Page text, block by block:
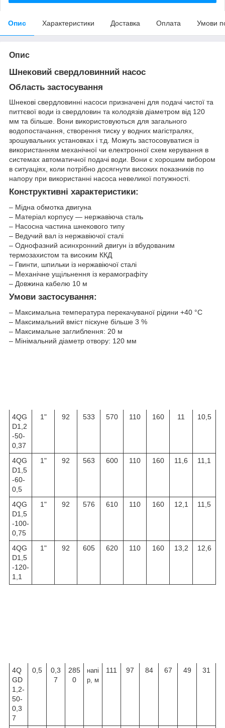
Опис Характеристики Доставка Оплата Умови
Опис
Шнековий свердловинний насос
Область застосування
Шнекові свердловинні насоси призначені для подачі чистої та
питтєвої води із свердловин та колодязів діаметром від 120
мм та більше. Вони використовуються для загального
водопостачання, створення тиску у водних магістралях,
зрошувальних установках і т.д. Можуть застосовуватися із
використанням механічної чи електронної схем керування в
системах автоматичної подачі води. Вони є хорошим вибором
в ситуаціях, коли потрібно досягнути високих показників по
напору при використанні насоса невеликої потужності.
Конструктивні характеристики:
– Мідна обмотка двигуна
– Матеріал корпусу — нержавіюча сталь
– Насосна частина шнекового типу
– Ведучий вал із нержавіючої сталі
– Однофазний асинхронний двигун із вбудованим
термозахистом та високим ККД
– Гвинти, шпильки із нержавіючої сталі
– Механічне ущільнення із керамографіту
– Довжина кабелю 10 м
Умови застосування:
– Максимальна температура перекачуваної рідини +40 °С
– Максимальний вміст піскуне більше 3 %
– Максимальне заглиблення: 20 м
– Мінімальний діаметр отвору: 120 мм
4QG
D1,2
-50-
0,37
1" 92 533 570 110 160 11 10,5
4QG
D1,5
-60-
0,5
1" 92 563 600 110 160 11,6 11,1
4QG
D1,5
-100-
0,75
1" 92 576 610 110 160 12,1 11,5
4QG
D1,5
-120-
1,1
1" 92 605 620 110 160 13,2 12,6
4Q
GD
1,2-
50-
0,3
7
0,5
0,3
7
285
0
напі
р, м
111 97 84 67 49 31